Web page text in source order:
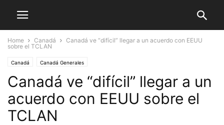
Home Canadá
Canadá ve “difícil” llegar a un acuerdo con EEUU
sobre el TCLAN
Canadá Canadá Generales
Canadá ve “difícil” llegar a un
acuerdo con EEUU sobre el
TCLAN